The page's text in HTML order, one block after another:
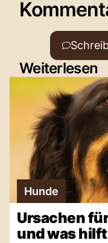
Weiterlesen
Hunde
Ursachen
und was hilft